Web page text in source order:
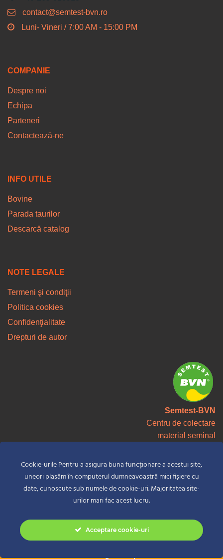
contact@semtest-bvn.ro
Luni- Vineri / 7:00 AM - 15:00 PM
COMPANIE
Despre noi
Echipa
Parteneri
Contactează-ne
INFO UTILE
Bovine
Parada taurilor
Descarcă catalog
NOTE LEGALE
Termeni şi condiţii
Politica cookies
Confidenţialitate
Drepturi de autor
Semtest-BVN
Centru de colectare
material seminal
CUI: RO1262093, J26-778-1991
Cookie-urile Pentru a asigura buna funcționare a acestui site,
uneori plasăm în computerul dumneavoastră mici fișiere cu
date, cunoscute sub numele de cookie-uri. Majoritatea site-
urilor mari fac acest lucru.
Acceptare cookie-uri